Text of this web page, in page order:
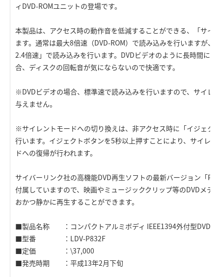
ィDVD-ROMユニットの登場です。
本製品は、アクセス時の動作音を低減することができる、「サイ
ます。通常は最大8倍速（DVD-ROM）で読み込みを行いますが、
2.4倍速」で読み込みを行います。DVDビデオのように長時間に
合、ディスクの回転音が気にならないので快適です。
※DVDビデオの場合、標準速で読み込みを行いますので、サイレ
与えません。
※サイレントモードへの切り換えは、非アクセス時に「イジェク
行います。イジェクトボタンを5秒以上押すことにより、サイレ
ドへの復帰が行われます。
サイバーリンク社の高機能DVD再生ソフトの最新バージョン「
付属していますので、映画やミュージッククリップ等のDVDメデ
おかつ静かに再生することができます。
■製品名称 ：コンパクトアルミボディ IEEE1394外付型DVD-
■型番 ：LDV-P832F
■定価 ：\37,000
■発売時期 ：平成13年2月下旬